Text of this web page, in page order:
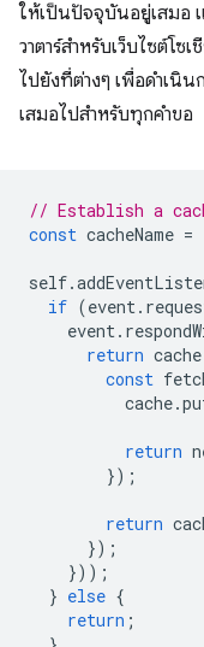
ให้เป็นปัจจุบันอยู่เสมอ
วาตาร์สำหรับเว็บไซต์โซ
ไปยังที่ต่างๆ เพื่อดำเนิน
เสมอไปสำหรับทุกคำขอ
// Establish a
const cacheName =
self.
if (event.
event.
return cache
const
cache.
return
});
return
});
}));
} else {
return ;